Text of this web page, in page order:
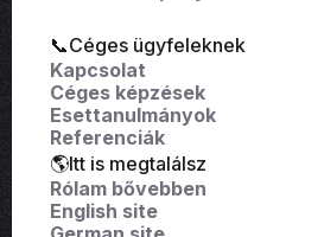
📞Céges ügyfeleknek
Kapcsolat
Céges képzések
Esettanulmányok
Referenciák
🌎Itt is megtalálsz
Rólam bővebben
English site